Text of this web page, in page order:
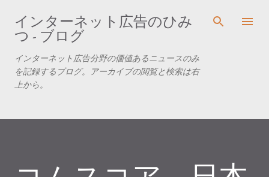
スキップしてメイン コンテンツに移動
インターネット広告のひみ
つ - ブログ
インターネット広告分野の価値あるニュースのみ
を記録するブログ。アーカイブの閲覧と検索は右
上から。